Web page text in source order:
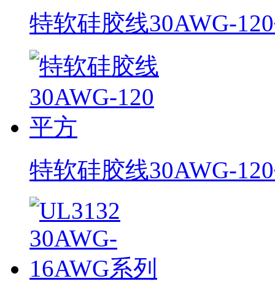
特软硅胶线30AWG-
特软硅胶线30AWG-